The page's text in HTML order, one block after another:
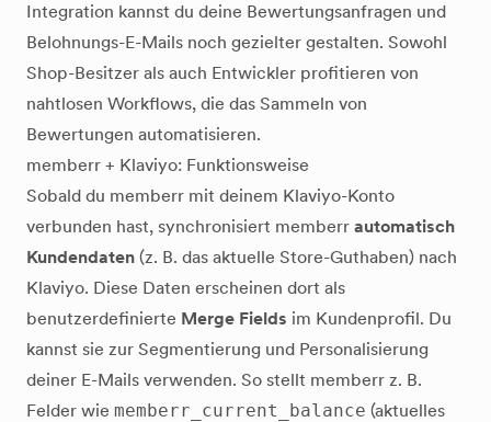
Integration kannst du deine Bewertungsanfragen und
Belohnungs-E-Mails noch gezielter gestalten. Sowohl
Shop-Besitzer als auch Entwickler profitieren von
nahtlosen Workflows, die das Sammeln von
Bewertungen automatisieren.
memberr + Klaviyo: Funktionsweise
Sobald du memberr mit deinem Klaviyo-Konto
verbunden hast, synchronisiert memberr automatisch
Kundendaten (z. B. das aktuelle Store-Guthaben) nach
Klaviyo. Diese Daten erscheinen dort als
benutzerdefinierte Merge Fields im Kundenprofil. Du
kannst sie zur Segmentierung und Personalisierung
deiner E-Mails verwenden. So stellt memberr z. B.
Felder wie memberr_current_balance (aktuelles